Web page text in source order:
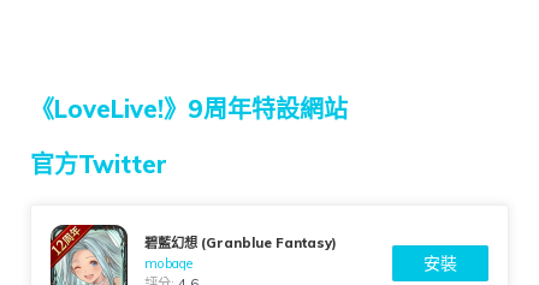
《LoveLive!》9周年特設網站
官方Twitter
碧藍幻想 (Granblue Fantasy)
mobage
安裝